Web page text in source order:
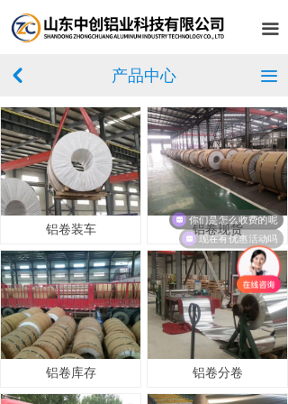
끀
首页
客户案例
设备展示
车间展示
新闻中心
在线留言
联系我们
产品中心
낒
铝卷装车 铝卷现货
铝卷库存 铝卷分卷
끀
你们是怎么收费的呢
现在有优惠活动吗